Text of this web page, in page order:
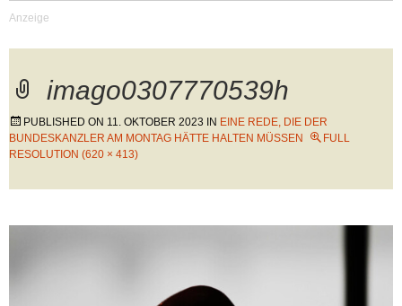
imago0307770539h
PUBLISHED ON 11. OKTOBER 2023 IN EINE REDE, DIE DER
BUNDESKANZLER AM MONTAG HÄTTE HALTEN MÜSSEN
FULL
RESOLUTION (620 × 413)